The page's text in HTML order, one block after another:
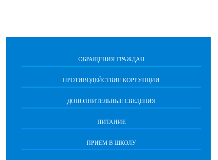
ОБРАЩЕНИЯ ГРАЖДАН
ПРОТИВОДЕЙСТВИЕ КОРРУПЦИИ
ДОПОЛНИТЕЛЬНЫЕ СВЕДЕНИЯ
ПИТАНИЕ
ПРИЕМ В ШКОЛУ